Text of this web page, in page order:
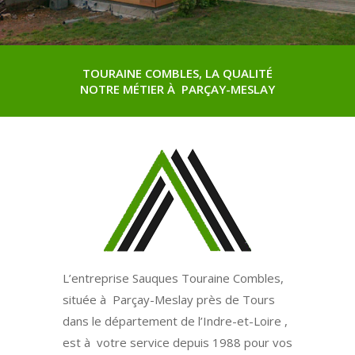
TOURAINE COMBLES, LA QUALITÉ
NOTRE MÉTIER À PARÇAY-MESLAY
L’entreprise Sauques Touraine Combles,
située à Parçay-Meslay près de Tours
dans le département de l’Indre-et-Loire ,
est à votre service depuis 1988 pour vos